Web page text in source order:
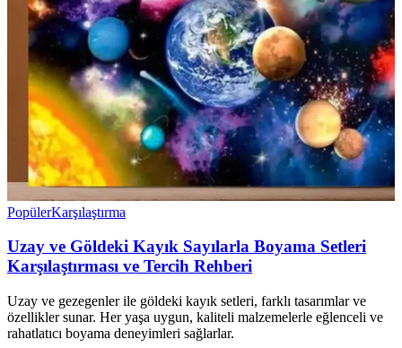
PopülerKarşılaştırma
Uzay ve Göldeki Kayık Sayılarla Boyama Setleri
Karşılaştırması ve Tercih Rehberi
Uzay ve gezegenler ile göldeki kayık setleri, farklı tasarımlar ve
özellikler sunar. Her yaşa uygun, kaliteli malzemelerle eğlenceli ve
rahatlatıcı boyama deneyimleri sağlarlar.